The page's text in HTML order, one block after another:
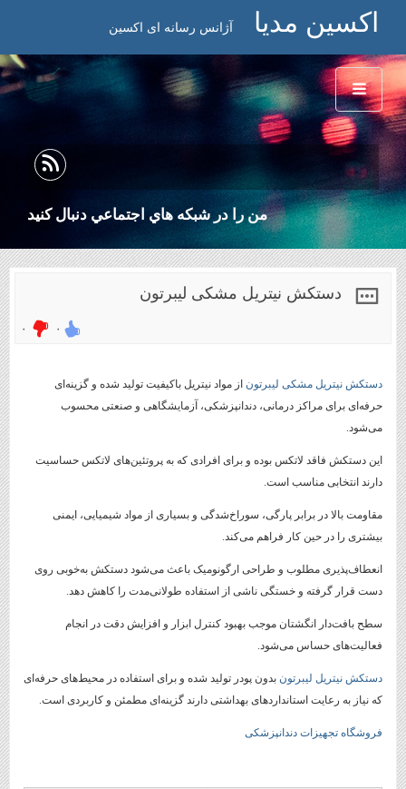
اکسین مدیا آژانس رسانه ای اکسین
من را در شبكه هاي اجتماعي دنبال كنيد
دستکش نیتریل مشکی لیبرتون
۰ ۰
دستکش نیتریل مشکی لیبرتون از مواد نیتریل باکیفیت تولید شده و گزینه‌ای
حرفه‌ای برای مراکز درمانی، دندانپزشکی، آزمایشگاهی و صنعتی محسوب
می‌شود.
این دستکش فاقد لاتکس بوده و برای افرادی که به پروتئین‌های لاتکس حساسیت
دارند انتخابی مناسب است.
مقاومت بالا در برابر پارگی، سوراخ‌شدگی و بسیاری از مواد شیمیایی، ایمنی
بیشتری را در حین کار فراهم می‌کند.
انعطاف‌پذیری مطلوب و طراحی ارگونومیک باعث می‌شود دستکش به‌خوبی روی
دست قرار گرفته و خستگی ناشی از استفاده طولانی‌مدت را کاهش دهد.
سطح بافت‌دار انگشتان موجب بهبود کنترل ابزار و افزایش دقت در انجام
فعالیت‌های حساس می‌شود.
دستکش نیتریل لیبرتون بدون پودر تولید شده و برای استفاده در محیط‌های حرفه‌ای
که نیاز به رعایت استانداردهای بهداشتی دارند گزینه‌ای مطمئن و کاربردی است.
فروشگاه تجهیزات دندانپزشکی